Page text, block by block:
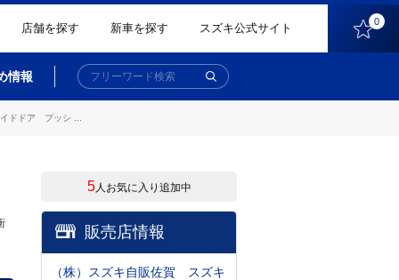
店舗を探す 新車を探す スズキ公式サイト 0
情報
ドドア プッシ ...
5人お気に入り追加中
販売店情報
（株）スズキ自販佐賀 スズキ